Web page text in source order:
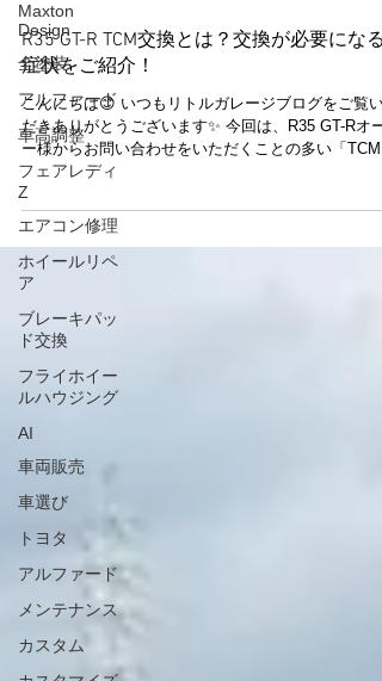
Maxton
Design
全塗装
アルファード
車高調整
フェアレディ
Z
エアコン修理
ホイールリペ
ア
ブレーキパッ
ド交換
フライホイー
ルハウジング
AI
車両販売
車選び
トヨタ
アルファード
メンテナンス
カスタム
7月17日
R35 GT-R TCM交換とは？交換が必要になる
症状をご紹介！
こんにちは😊 いつもリトルガレージブログをご覧い
だきありがとうございます✨ 今回は、R35 GT-Rオー
ー様からお問い合わせをいただくことの多い「TCM
換」についてご紹介します😊 TCM（トランスミッシ
ンコントロールモジュール）は、GR6ミッションを
子制御する重要なユニットです🔧 長年使用している
経年劣化などにより、不具合が発生する場合があり
状がある場合は、早めの点検をおすすめしておりま
す。 リトルガレージでは、TCM交換はもちろん、交
後の学習作業まで丁寧に対応し、お車本来の性能を
揮できるよう仕上げています✨ これまでにも多くの
工実績がございます😊 「最近変速が気になる…」
「TCM交換について相談したい」 そんな時は、お気
GT-Rのメンテナンス・修理・カスタムまで幅広くサ
ートしております😊 皆さまのご来店を心よりお待ち
ております💛